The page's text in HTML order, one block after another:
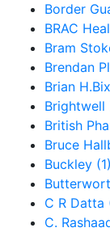
Border
BRAC
Bram
Brendan
Brian
Brightwell
British
Bruce
Buckley (1)
C R Datta
C.